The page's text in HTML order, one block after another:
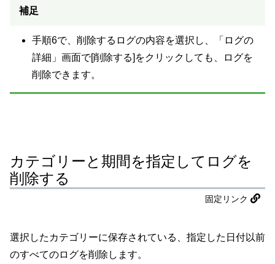
補足
手順6で、削除するログの内容を選択し、「ログの
詳細」画面で[削除する]をクリックしても、ログを
削除できます。
カテゴリーと期間を指定してログを
削除する
固定リンク
選択したカテゴリーに保存されている、指定した日付以前
のすべてのログを削除します。